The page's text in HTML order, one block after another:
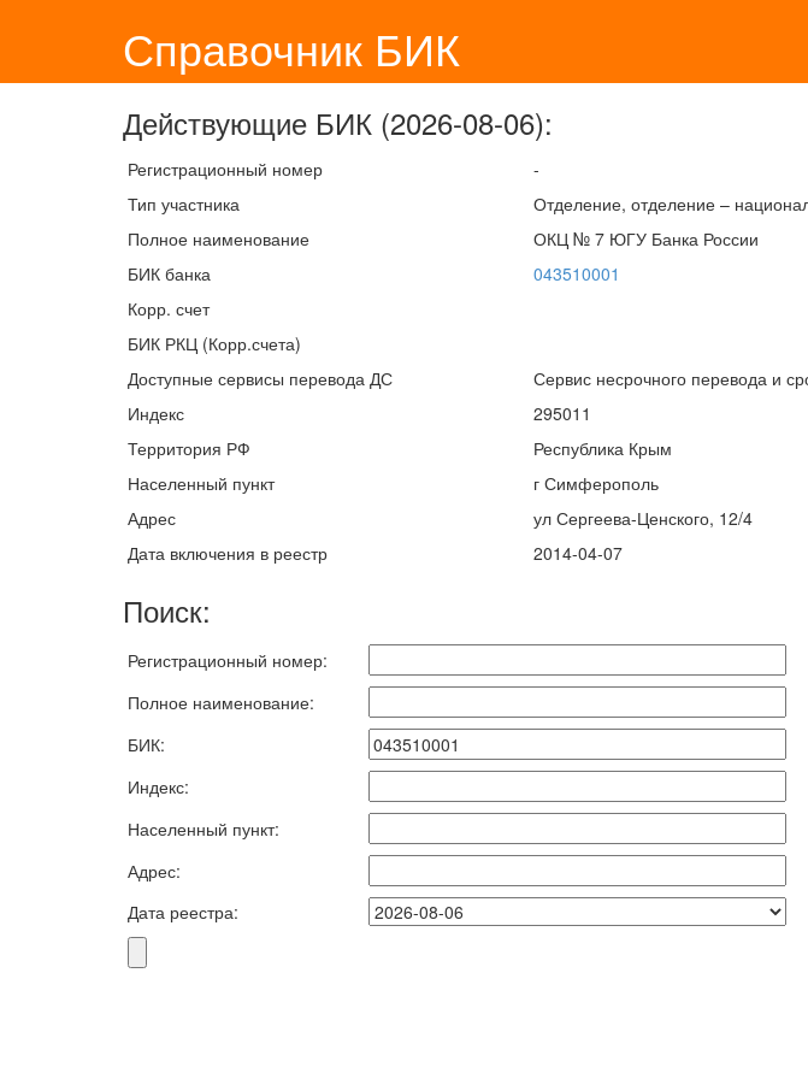
Справочник БИК
Действующие БИК (2026-08-06):
Регистрационный номер
-
Тип участника
Отделение, отделение –
Полное наименование
ОКЦ № 7 ЮГУ Банка России
БИК банка
043510001
Корр. счет
БИК РКЦ (Корр.счета)
Доступные сервисы перевода ДС
Сервис несрочного перевода и
Индекс
295011
Территория РФ
Республика Крым
Населенный пункт
г Симферополь
Адрес
ул Сергеева-Ценского, 12/4
Дата включения в реестр
2014-04-07
Поиск:
Регистрационный номер:
Полное наименование:
БИК:
Индекс:
Населенный пункт:
Адрес:
Дата реестра: